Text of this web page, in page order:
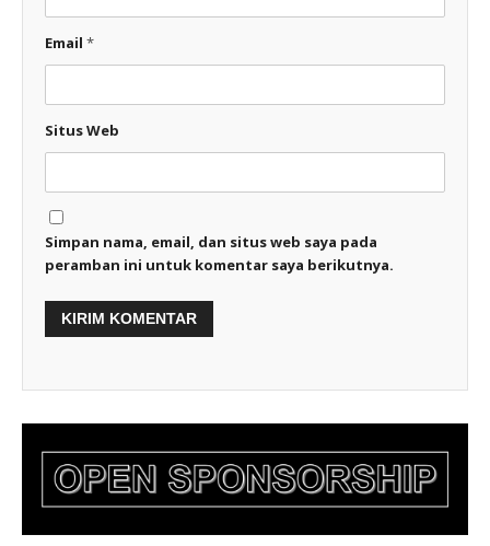
Email *
Situs Web
Simpan nama, email, dan situs web saya pada
peramban ini untuk komentar saya berikutnya.